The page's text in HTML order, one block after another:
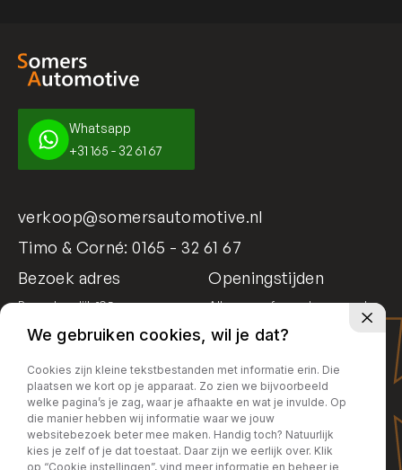
Whatsapp
+31 165 - 32 61 67
verkoop@somersautomotive.nl
Timo & Corné:0165 - 32 61 67
Bezoek adres
Bosschendijk 195
Openingstijden
Alleen op afspraak geopend
We gebruiken cookies, wil je dat?
Cookies zijn kleine tekstbestanden met informatie erin. Die
plaatsen we kort op je apparaat. Zo zien we bijvoorbeeld
welke pagina’s je zag, waar je afhaakte en wat je invulde. Op
die manier hebben wij informatie waar we jouw
websitebezoek beter mee maken. Handig toch? Natuurlijk
kies je zelf of je dat toestaat. Daar zijn we eerlijk over. Klik
op “Cookie instellingen”, vind meer informatie en beheer je